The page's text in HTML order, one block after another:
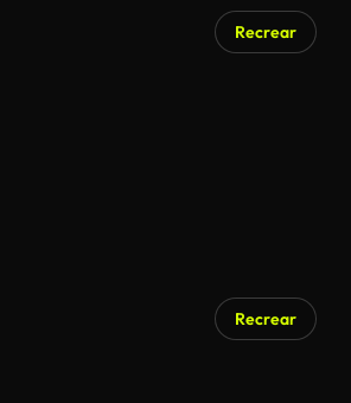
Recrear
Recrear